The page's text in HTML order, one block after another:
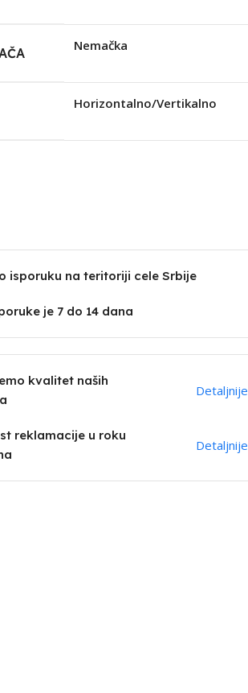
Nemačka
Horizontalno/Vertikalno
isporuku na teritoriji cele Srbije
je 7 do 14 dana
kvalitet naših
Detaljnije
reklamacije u roku
Detaljnije